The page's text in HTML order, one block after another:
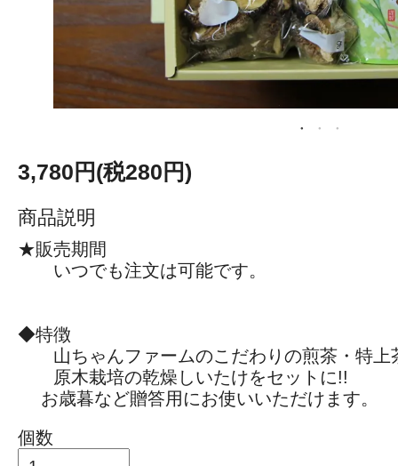
3,780円(税280円)
商品説明
★販売期間
いつでも注文は可能です。
◆特徴
山ちゃんファームのこだわりの煎茶・特上
原木栽培の乾燥しいたけをセットに!!
お歳暮など贈答用にお使いいただけます。
個数